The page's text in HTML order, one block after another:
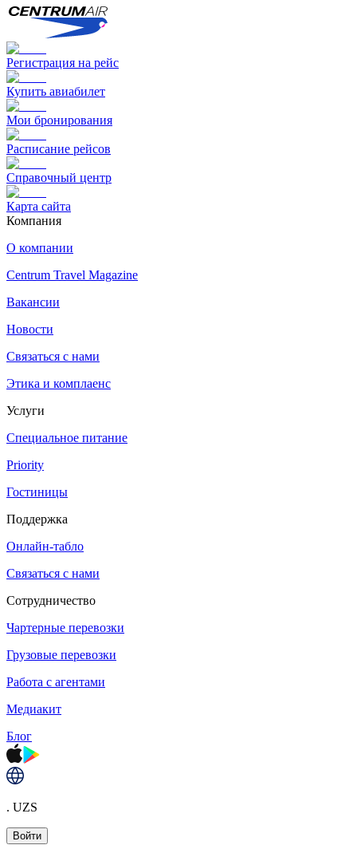
Регистрация на рейс
Купить авиабилет
Мои бронирования
Расписание рейсов
Справочный центр
Карта сайта
Компания
О компании
Centrum Travel Magazine
Вакансии
Новости
Связаться с нами
Этика и комплаенс
Услуги
Специальное питание
Priority
Гостиницы
Поддержка
Онлайн-табло
Связаться с нами
Сотрудничество
Чартерные перевозки
Грузовые перевозки
Работа с агентами
Медиакит
Блог
. UZS
Войти